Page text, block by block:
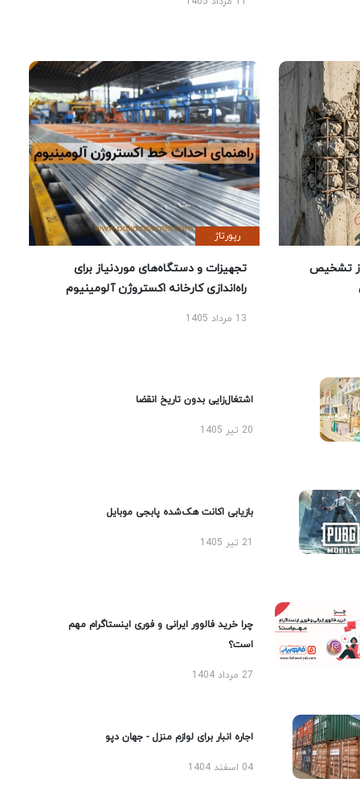
تشخیص
رپورتاژ
تجهیزات و دستگاه‌های موردنیاز برای
راه‌اندازی کارخانه اکستروژن آلومینیوم
13 مرداد 1405
اشتغال‌زایی بدون تاریخ انقضا
20 تیر 1405
بازیابی اکانت هک‌شده پابجی موبایل
چرا خرید فالوور ایرانی و فوری اینستاگرام مهم
است؟
27 مرداد 1404
اجاره انبار برای لوازم منزل - جهان دپو
04 اسفند 1404